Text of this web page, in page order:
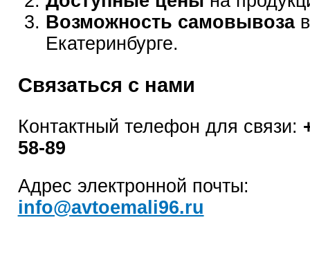
Возможность самовывозав
Екатеринбурге.
Связаться с нами
Контактный телефон для связи:
58-89
Адрес электронной почты:
info@avtoemali96.ru